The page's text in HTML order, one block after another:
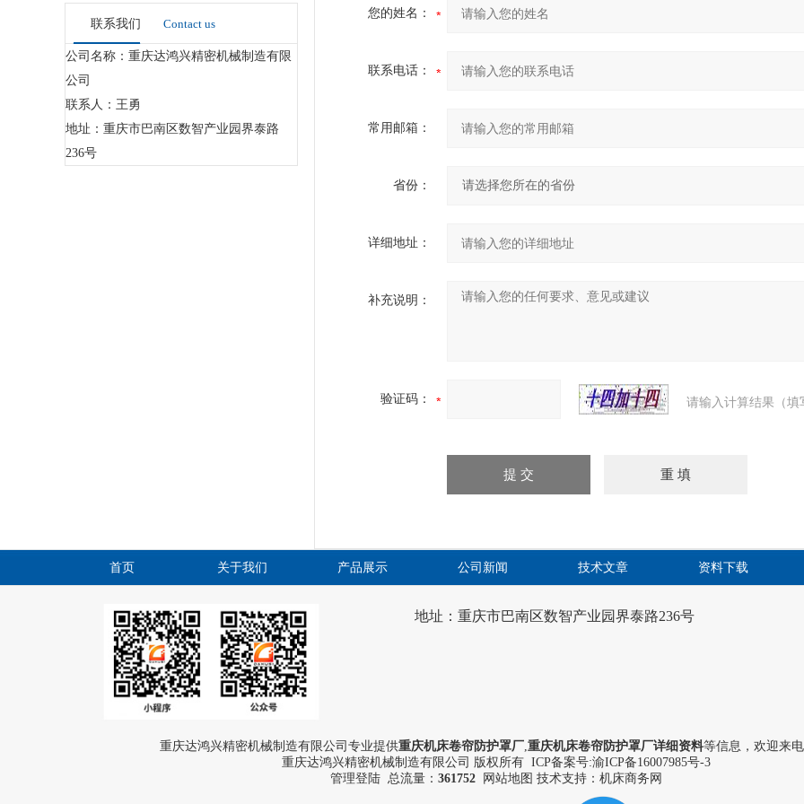
联系我们 Contact us
公司名称：重庆达鸿兴精密机械制造有限
公司
联系人：王勇
地址：重庆市巴南区数智产业园界泰路
236号
您的姓名：
联系电话：
常用邮箱：
省份：
详细地址：
补充说明：
验证码： 请输入计算结果（
首页 关于我们 产品展示 公司新闻 技术文章 资料下载
地址：重庆市巴南区数智产业园界泰路236号
重庆达鸿兴精密机械制造有限公司专业提供重庆机床卷帘防护罩厂, 重庆机床卷帘防护罩厂详细资料等信息，欢迎来
重庆达鸿兴精密机械制造有限公司 版权所有 ICP备案号:渝ICP备16007985号-3
管理登陆 总流量： 361752 网站地图 技术支持：机床商务网